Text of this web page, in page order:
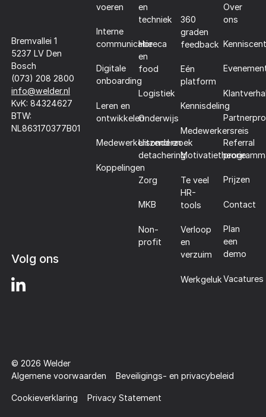
Bremvallei 1
5237 LV Den
Bosch
(073) 208 2800
info@welder.nl
KvK: 84324627
BTW:
NL863170377B01
Volg ons
voeren
Interne
communicatie
Digitale
onboarding
Leren en
ontwikkelen
Medewerkersonderzoek
Koppelingen
en
techniek
Horeca
en
food
Logistiek
Onderwijs
Uitzend en
detachering
Zorg
MKB
Non-
profit
360
graden
feedback
Eén
platform
Kennisdeling
Medewerkersreis
Motivatietheorie
Te veel
HR-
tools
Verloop
en
verzuim
Werkgeluk
Over
ons
Referral
Prijzen
Contact
Plan
een
demo
Vacatures
© 2026 Welder
Algemene voorwaarden
Beveiligings- en privacybeleid
Cookieverklaring Privacy Statement